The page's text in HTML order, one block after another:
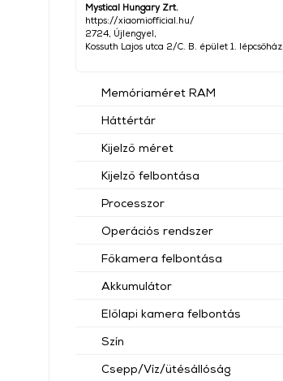
Mystical Hungary Zrt.
https://xiaomiofficial.hu/
2724, Újlengyel,
Kossuth Lajos utca 2/C. B. épület 1. lépcsőház
Memóriaméret RAM
Háttértár
Kijelző méret
Kijelző felbontása
Processzor
Operációs rendszer
Főkamera felbontása
Akkumulátor
Előlapi kamera felbontás
Szín
Csepp/Víz/ütésállóság